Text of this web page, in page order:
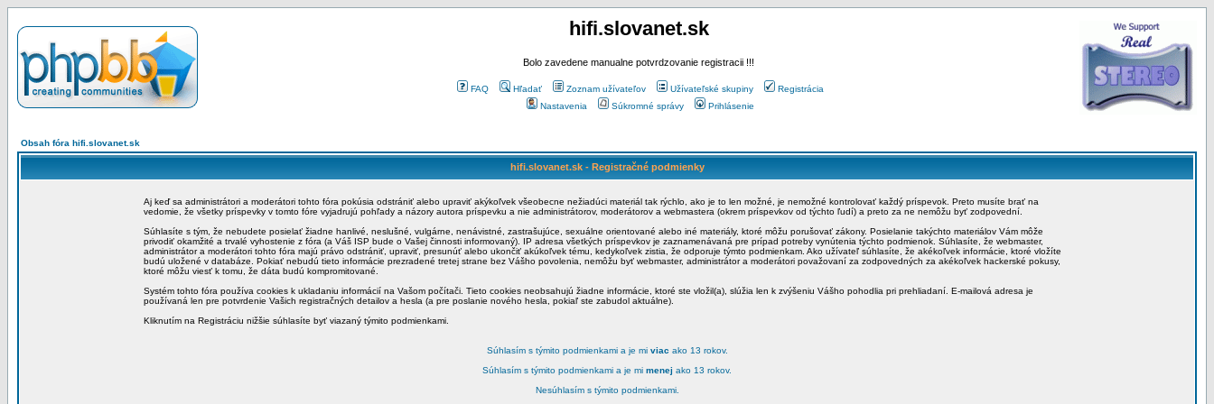
hifi.slovanet.sk
Bolo zavedene manualne potvrdzovanie registracii !!!
FAQ Hľadať Zoznam užívateľov Užívateľské skupiny
Registrácia
Nastavenia
Súkromné správy Prihlásenie
Obsah fóra hifi.slovanet.sk
hifi.slovanet.sk - Registračné podmienky
Aj keď sa administrátori a moderátori tohto fóra pokúsia odstrániť alebo upraviť akýkoľvek všeobecne nežiadúci materiál tak rýchlo, ako je to len možné, je nemožné kontrolovať každý príspevok. Preto musíte brať na
vedomie, že všetky príspevky v tomto fóre vyjadrujú pohľady a názory autora príspevku a nie administrátorov, moderátorov a webmastera (okrem príspevkov od týchto ľudí) a preto za ne nemôžu byť zodpovední.
Súhlasíte s tým, že nebudete posielať žiadne hanlivé, neslušné, vulgárne, nenávistné, zastrašujúce, sexuálne orientované alebo iné materiály, ktoré môžu porušovať zákony. Posielanie takýchto materiálov Vám môže
privodiť okamžité a trvalé vyhostenie z fóra (a Váš ISP bude o Vašej činnosti informovaný). IP adresa všetkých príspevkov je zaznamenávaná pre prípad potreby vynútenia týchto podmienok. Súhlasíte, že webmaster,
administrátor a moderátori tohto fóra majú právo odstrániť, upraviť, presunúť alebo ukončiť akúkoľvek tému, kedykoľvek zistia, že odporuje týmto podmienkam. Ako užívateľ súhlasíte, že akékoľvek informácie, ktoré vložíte
budú uložené v databáze. Pokiať nebudú tieto informácie prezradené tretej strane bez Vášho povolenia, nemôžu byť webmaster, administrátor a moderátori považovaní za zodpovedných za akékoľvek hackerské pokusy,
ktoré môžu viesť k tomu, že dáta budú kompromitované.
Systém tohto fóra používa cookies k ukladaniu informácií na Vašom počítači. Tieto cookies neobsahujú žiadne informácie, ktoré ste vložil(a), slúžia len k zvýšeniu Vášho pohodlia pri prehliadaní. E-mailová adresa je
používaná len pre potvrdenie Vašich registračných detailov a hesla (a pre poslanie nového hesla, pokiaľ ste zabudol aktuálne).
Kliknutím na Registráciu nižšie súhlasíte byť viazaný týmito podmienkami.
Súhlasím s týmito podmienkami a je mi viac ako 13 rokov.
Súhlasím s týmito podmienkami a je mi menej ako 13 rokov.
Nesúhlasím s týmito podmienkami.